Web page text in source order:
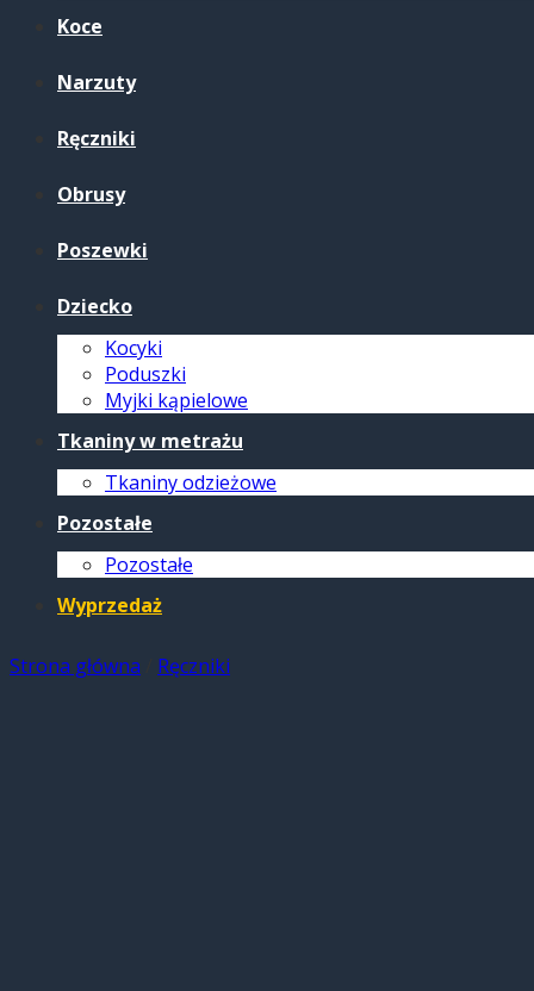
Koce
Narzuty
Ręczniki
Obrusy
Poszewki
Dziecko
Kocyki
Poduszki
Myjki kąpielowe
Tkaniny w metrażu
Tkaniny odzieżowe
Pozostałe
Pozostałe
Wyprzedaż
Strona główna Ręczniki